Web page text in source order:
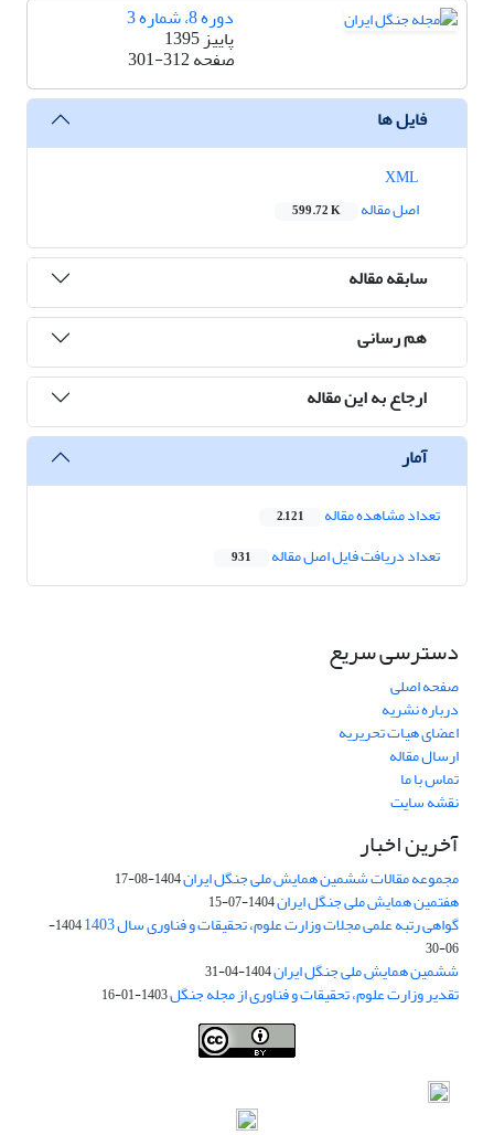
دوره 8، شماره 3
پاییز 1395
صفحه301-312
فایل ها
اصل مقاله
599.72 K
سابقه مقاله
هم رسانی
ارجاع به این مقاله
آمار
تعداد مشاهده مقاله 2,121
تعداد دریافت فایل اصل مقاله 931
دسترسی سریع
صفحه اصلی
درباره نشریه
اعضای هیات تحریریه
ارسال مقاله
تماس با ما
نقشه سایت
آخرین اخبار
مجموعه مقالات ششمین همایش ملی جنگل ایران1404-08-17
هفتمین همایش ملی جنگل ایران1404-07-15
گواهی رتبه علمی مجلات وزارت علوم، تحقیقات و فناوری سال 1403
1404-
06-30
ششمین همایش ملی جنگل ایران1404-04-31
تقدیر وزارت علوم، تحقیقات و فناوری از مجله جنگل1403-01-16